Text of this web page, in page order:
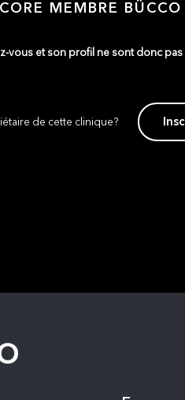
MEMBRE BÜCCO
vous et son profil ne sont donc pas
de cette clinique?